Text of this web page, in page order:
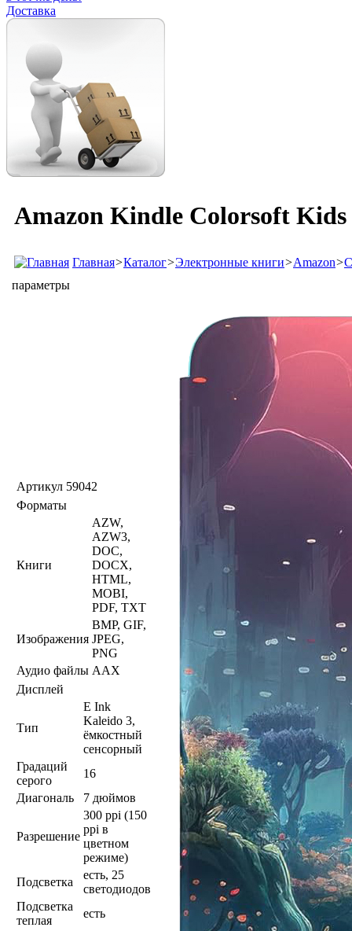
Доставка
Amazon Kindle Colorsoft
Главная>Каталог>Электронные книги>Amazon>
параметры
Артикул 59042
Форматы
Книги
AZW,
AZW3,
DOC,
DOCX,
HTML,
MOBI,
PDF, TXT
Изображения
BMP, GIF,
JPEG,
PNG
Аудио файлы AAX
Дисплей
Тип
E Ink
Kaleido 3,
ёмкостный
сенсорный
Градаций
серого
16
Диагональ
7 дюймов
Разрешение
300 ppi (150
ppi в
цветном
режиме)
Подсветка
есть, 25
светодиодов
Подсветка
теплая
есть